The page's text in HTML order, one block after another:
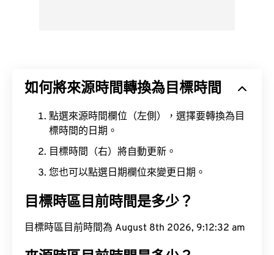
如何將來源時間轉換為目標時間
點選來源時間欄位（左側），選擇要轉換為目
標時間的日期。
目標時間（右）將自動更新。
您也可以點選日期欄位來變更日期。
目標時區目前時間是多少？
目標時區目前時間為 August 8th 2026, 9:12:33 am